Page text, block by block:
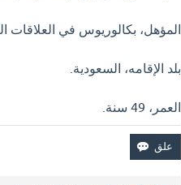
المؤهل، بكالوريوس في العلاقات
بلد الإقامه، السعودية.
العمر، 49 سنة.